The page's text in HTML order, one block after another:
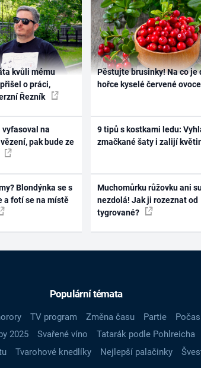
kvůli mému
o práci,
Řezník
na
pak bude ze
Blondýnka se s
a fotí se na místě
Pěstujte brusinky! Na co je
hořce kyselé červené
9 tipů s kostkami ledu:
zmačkané šaty i zalijí
Muchomůrku růžovku ani
nezdolá! Jak ji rozeznat od
tygrované?
Populární témata
TV program Změna času Partie
2025 Svařené víno Tatarák podle Pohlreicha
Tvarohové knedlíky Nejlepší palačinky